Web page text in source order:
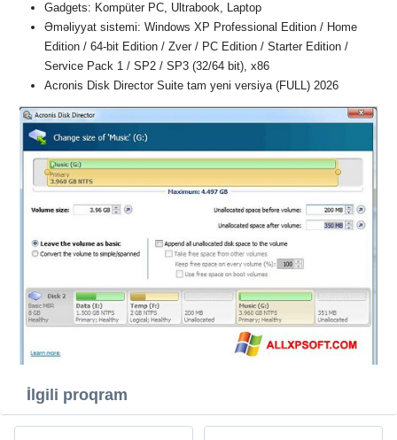
Gadgets: Kompüter PC, Ultrabook, Laptop
Əməliyyat sistemi: Windows XP Professional Edition / Home
Edition / 64-bit Edition / Zver / PC Edition / Starter Edition /
Service Pack 1 / SP2 / SP3 (32/64 bit), x86
Acronis Disk Director Suite tam yeni versiya (FULL) 2026
İlgili proqram